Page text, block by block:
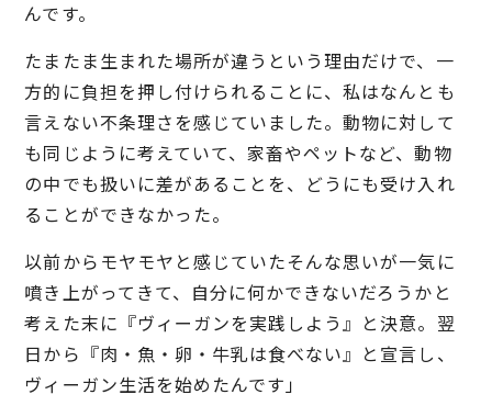
んです。
たまたま生まれた場所が違うという理由だけで、一
方的に負担を押し付けられることに、私はなんとも
言えない不条理さを感じていました。動物に対して
も同じように考えていて、家畜やペットなど、動物
の中でも扱いに差があることを、どうにも受け入れ
ることができなかった。
以前からモヤモヤと感じていたそんな思いが一気に
噴き上がってきて、自分に何かできないだろうかと
考えた末に『ヴィーガンを実践しよう』と決意。翌
日から『肉・魚・卵・牛乳は食べない』と宣言し、
ヴィーガン生活を始めたんです」